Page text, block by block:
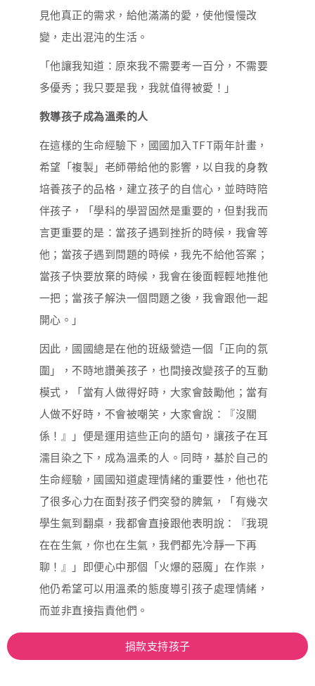
見他真正的需求，給他滿滿的愛，使他慢慢改
變，走出混沌的生活。
「他讓我知道：原來我不需要考一百分，不需要
多優秀；我只要是我，我就值得被愛！」
教導孩子成為溫柔的人
在這樣的生命經驗下，國國加入TFT兩年計畫，
希望「複製」老師帶給他的影響，以自我的身教
培養孩子的品格，建立孩子的自信心，並時時陪
伴孩子，「學科的學習固然是重要的，但對我而
言更重要的是：當孩子遇到挫折的時候，我會等
他；當孩子遇到問題的時候，我先不給他答案；
當孩子快要放棄的時候，我會在後面輕輕地推他
一把；當孩子解決一個問題之後，我會跟他一起
開心。」
因此，國國總是在他的班級營造一個「正向的氛
圍」，不時地讚美孩子，也間接改變孩子的互動
模式，「當有人做得好時，大家會鼓勵他；當有
人做不好時，不會被嘲笑，大家會說：『沒關
係！』」便是運用這些正向的語句，讓孩子在耳
濡目染之下，成為溫柔的人。同時，基於自己的
生命經驗，國國知道處理情緒的重要性，他也花
了很多心力在面對孩子們突發的脾氣，「有幾次
學生氣到翻桌，我都會直接跟他表明說：『我現
在在生氣，你也在生氣，我們都先冷靜一下再
聊！』」即便心中那個「火爆的惡魔」在作祟，
他仍希望可以用溫柔的態度導引孩子處理情緒，
而並非直接指責他們。
捐款支持孩子